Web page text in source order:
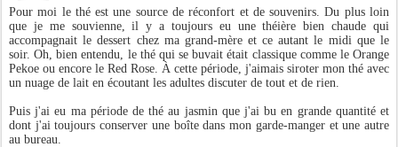
Pour moi le thé est une source de réconfort et de souvenirs. Du plus loin
que je me souvienne, il y a toujours eu une théière bien chaude qui
accompagnait le dessert chez ma grand-mère et ce autant le midi que le
soir. Oh, bien entendu, le thé qui se buvait était classique comme le Orange
Pekoe ou encore le Red Rose. À cette période, j'aimais siroter mon thé avec
un nuage de lait en écoutant les adultes discuter de tout et de rien.
Puis j'ai eu ma période de thé au jasmin que j'ai bu en grande quantité et
dont j'ai toujours conserver une boîte dans mon garde-manger et une autre
au bureau.